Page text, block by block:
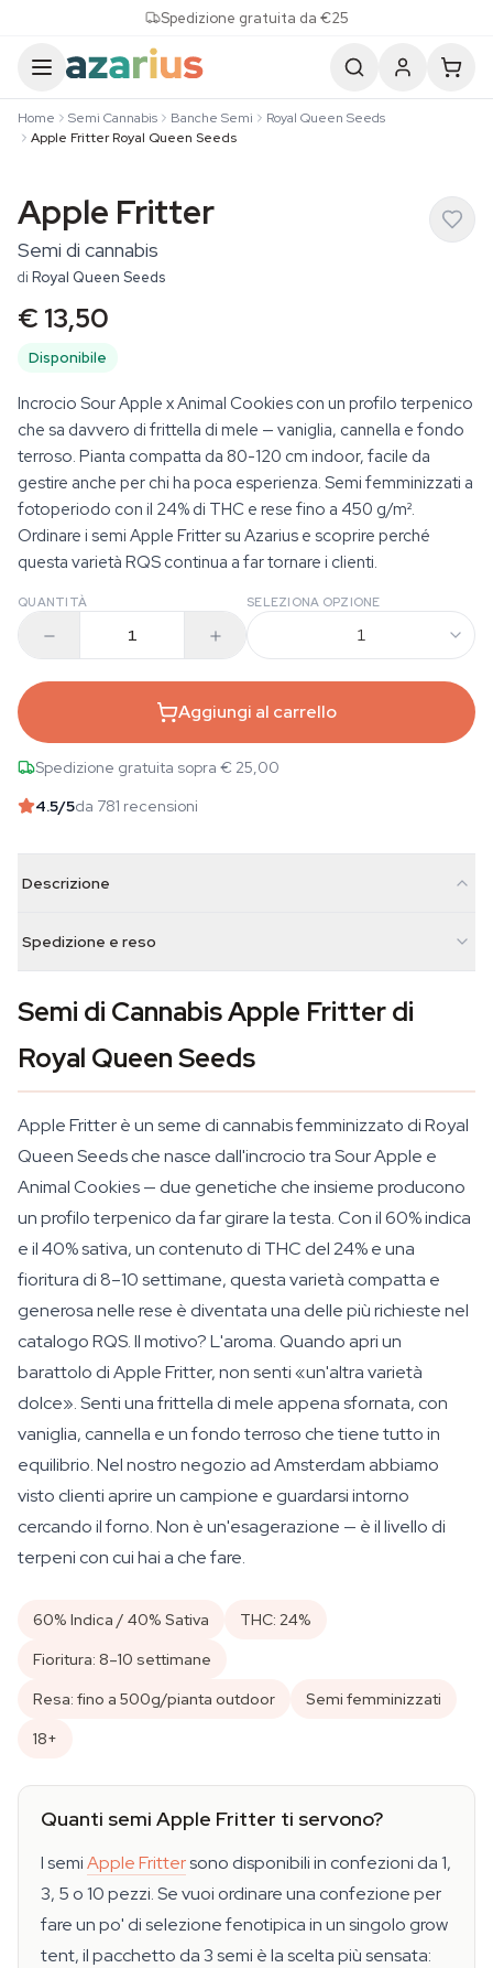
Spedizione gratuita da €25
Home Semi Cannabis Banche Semi
Royal Queen Seeds
Apple Fritter Royal Queen Seeds
Apple Fritter
Semi di cannabis
di Royal Queen Seeds
€ 13,50
Disponibile
Incrocio Sour Apple x Animal Cookies con un profilo terpenico
che sa davvero di frittella di mele — vaniglia, cannella e fondo
terroso. Pianta compatta da 80-120 cm indoor, facile da
gestire anche per chi ha poca esperienza. Semi femminizzati a
fotoperiodo con il 24% di THC e rese fino a 450 g/m².
Ordinare i semi Apple Fritter su Azarius e scoprire perché
questa varietà RQS continua a far tornare i clienti.
QUANTITÀ SELEZIONA OPZIONE
1
Aggiungi al carrello
Spedizione gratuita sopra € 25,00
4.5/5da 781 recensioni
Descrizione
Spedizione e reso
Semi di Cannabis Apple Fritter di
Royal Queen Seeds
Apple Fritter è un seme di cannabis femminizzato di Royal
Queen Seeds che nasce dall'incrocio tra Sour Apple e
Animal Cookies — due genetiche che insieme producono
un profilo terpenico da far girare la testa. Con il 60% indica
e il 40% sativa, un contenuto di THC del 24% e una
fioritura di 8–10 settimane, questa varietà compatta e
generosa nelle rese è diventata una delle più richieste nel
catalogo RQS. Il motivo? L'aroma. Quando apri un
barattolo di Apple Fritter, non senti «un'altra varietà
dolce». Senti una frittella di mele appena sfornata, con
vaniglia, cannella e un fondo terroso che tiene tutto in
equilibrio. Nel nostro negozio ad Amsterdam abbiamo
visto clienti aprire un campione e guardarsi intorno
cercando il forno. Non è un'esagerazione — è il livello di
terpeni con cui hai a che fare.
60% Indica / 40% Sativa
THC: 24%
Fioritura: 8–10 settimane
Resa: fino a 500g/pianta outdoor
Semi femminizzati
18+
Quanti semi Apple Fritter ti servono?
I semiApple Frittersono disponibili in confezioni da 1,
3, 5 o 10 pezzi. Se vuoi ordinare una confezione per
fare un po' di selezione fenotipica in un singolo grow
tent, il pacchetto da 3 semi è la scelta più sensata: